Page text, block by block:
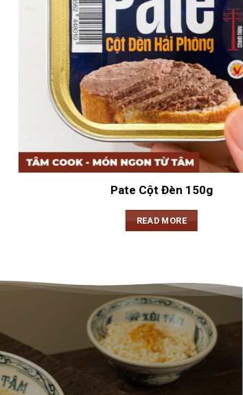
Pate Cột Đèn 150g
READ MORE